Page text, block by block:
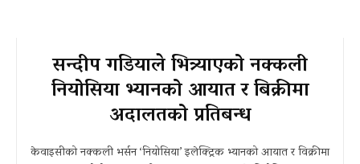
सन्दीप गडियाले भित्र्याएको नक्कली
नियोसिया भ्यानको आयात र बिक्रीमा
अदालतको प्रतिबन्ध
केवाइसीको नक्कली भर्सन ‘नियोसिया’ इलेक्ट्रिक भ्यानको आयात र विक्रीमा